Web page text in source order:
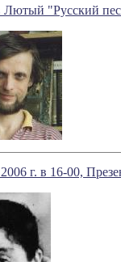
Лютый "Русский
2006 г. в 16-00,